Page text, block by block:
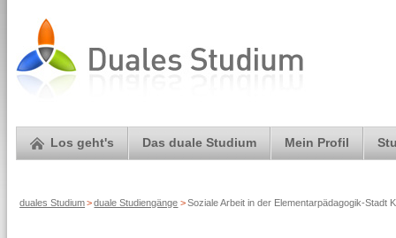
Los geht's Das duale Studium Mein Profil
duales Studium> duale Studiengänge >Soziale Arbeit in der Elementarpädagogik-Stadt